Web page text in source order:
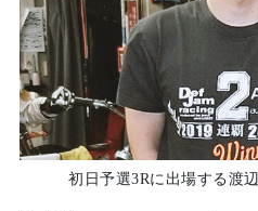
初日予選3Rに出場する渡